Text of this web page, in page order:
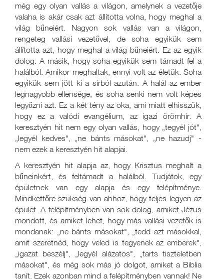
még egy olyan vallás a világon, amelynek a vezetője
valaha is akár csak azt állította volna, hogy meghal a
világ bűneiért. Nagyon sok vallás van a világon,
rengeteg vallási vezetővel, de soha egyikük sem
állította azt, hogy meghal a világ bűneiért. Ez az egyik
dolog. A másik, hogy soha egyikük sem támadt fel a
halálból. Amikor meghaltak, ennyi volt az életük. Soha
egyikük sem jött ki a sírból azután. A halál az ember
legnagyobb ellensége, és soha senki nem volt képes
legyőzni azt. Ez a két tény az oka, ami miatt elhisszük,
hogy ez a valódi evangélium, az igazi örömhír. A
keresztyén hit nem egy olyan vallás, hogy „tegyél jót",
„legyél kedves", „ne bánts másokat", „ne hazudj" -
nem ezek a keresztyén hit alapjai.
A keresztyén hit alapja az, hogy Krisztus meghalt a
bűneinkért, és feltámadt a halálból. Tudjátok, egy
épületnek van egy alapja és egy felépítménye.
Mindkettőre szükség van ahhoz, hogy teljes legyen az
épület. A felépítményben van sok dolog, amiket Jézus
mondott, és amiket lehet, hogy más vallási vezetők is
mondanak: „ne bánts másokat", „tedd azt másokkal,
amit szeretnéd, hogy veled is tegyenek az emberek",
„igazat beszélj", „legyél alázatos", „tarts tiszteletben
másokat", és még sok más jó dolgot, amiket a Biblia
tanít. Ezek azonban mind a felépítményben vannak! Ne